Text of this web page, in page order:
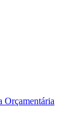
Orçamentária